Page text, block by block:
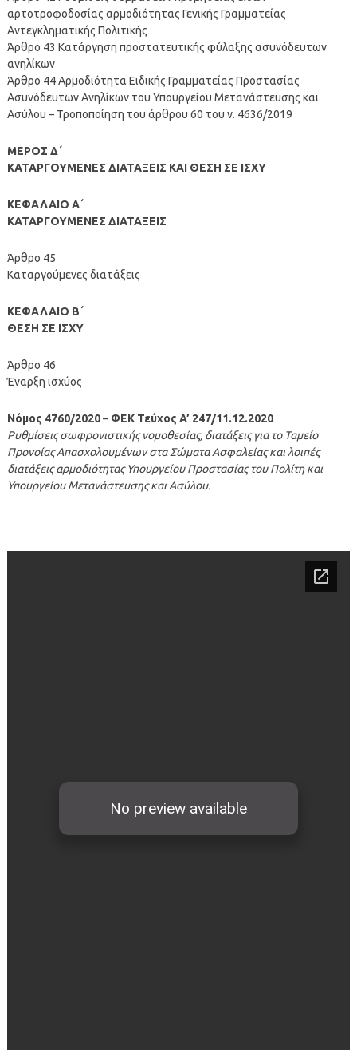
αρτοτροφοδοσίας αρμοδιότητας Γενικής Γραμματείας
Αντεγκληματικής Πολιτικής
Άρθρο 43 Κατάργηση προστατευτικής φύλαξης ασυνόδευτων
ανηλίκων
Άρθρο 44 Αρμοδιότητα Ειδικής Γραμματείας Προστασίας
Ασυνόδευτων Ανηλίκων του Υπουργείου Μετανάστευσης και
Ασύλου – Τροποποίηση του άρθρου 60 του ν. 4636/2019
ΜΕΡΟΣ Δ΄
ΚΑΤΑΡΓΟΥΜΕΝΕΣ ΔΙΑΤΑΞΕΙΣ ΚΑΙ ΘΕΣΗ ΣΕ ΙΣΧΥ
ΚΕΦΑΛΑΙΟ Α΄
ΚΑΤΑΡΓΟΥΜΕΝΕΣ ΔΙΑΤΑΞΕΙΣ
Άρθρο 45
Καταργούμενες διατάξεις
ΚΕΦΑΛΑΙΟ Β΄
ΘΕΣΗ ΣΕ ΙΣΧΥ
Άρθρο 46
Έναρξη ισχύος
Νόμος 4760/2020– ΦΕΚ Τεύχος A’ 247/11.12.2020
Ρυθμίσεις σωφρονιστικής νομοθεσίας, διατάξεις για το Ταμείο
Προνοίας Απασχολουμένων στα Σώματα Ασφαλείας και λοιπές
διατάξεις αρμοδιότητας Υπουργείου Προστασίας του Πολίτη και
Υπουργείου Μετανάστευσης και Ασύλου.